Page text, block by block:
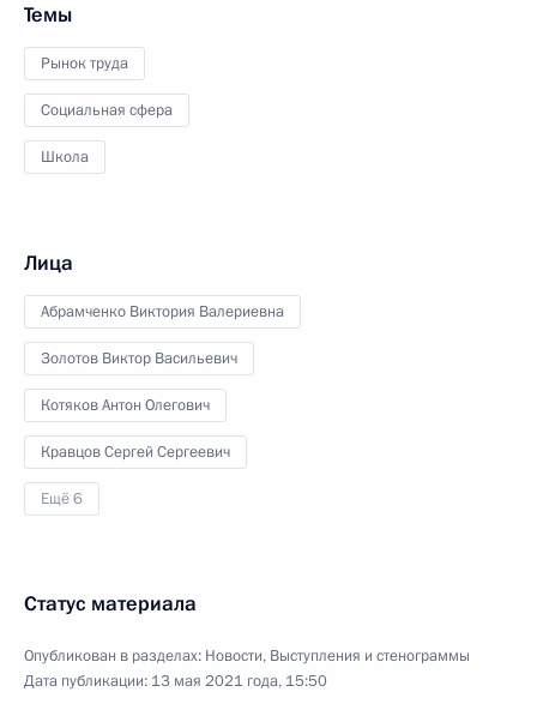
Темы
Рынок труда
Социальная сфера
Школа
Лица
Абрамченко Виктория Валериевна
Золотов Виктор Васильевич
Котяков Антон Олегович
Кравцов Сергей Сергеевич
Ещё 6
Статус материала
Опубликован в разделах: Новости, Выступления и стенограммы
Дата публикации: 13 мая 2021 года, 15:50